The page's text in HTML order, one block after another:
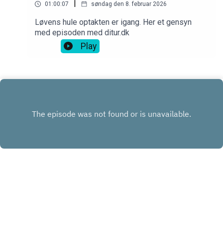
01:00:07 søndag den 8. februar 2026
Løvens hule optakten er igang. Her et gensyn
med episoden med ditur.dk
Play